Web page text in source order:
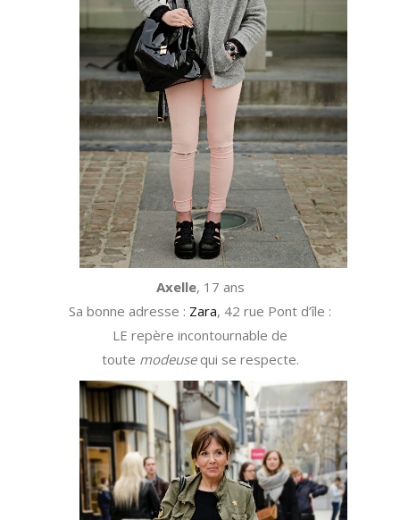
Axelle, 17 ans
Sa bonne adresse : Zara, 42 rue Pont d’île :
LE repère incontournable de
toute modeusequi se respecte.